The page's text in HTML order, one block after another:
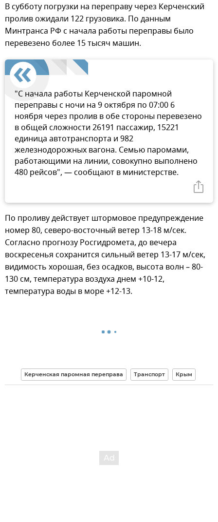
В субботу погрузки на переправу через Керченский
пролив ожидали 122 грузовика. По данным
Минтранса РФ с начала работы переправы было
перевезено более 15 тысяч машин.
"С начала работы Керченской паромной
переправы с ночи на 9 октября по 07:00 6
ноября через пролив в обе стороны перевезено
в общей сложности 26191 пассажир, 15221
единица автотранспорта и 982
железнодорожных вагона. Семью паромами,
работающими на линии, совокупно выполнено
480 рейсов", — сообщают в министерстве.
По проливу действует штормовое предупреждение
номер 80, северо-восточный ветер 13-18 м/сек.
Согласно прогнозу Росгидромета, до вечера
воскресенья сохранится сильный ветер 13-17 м/сек,
видимость хорошая, без осадков, высота волн – 80-
130 см, температура воздуха днем +10-12,
температура воды в море +12-13.
Керченская паромная переправа Транспорт Крым